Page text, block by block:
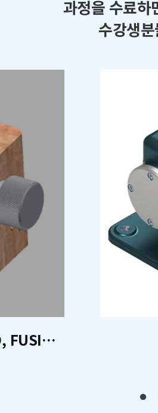
과정을 수료하
수강생
기계설계 CAD 2D, Invetor 3D, FUSION 360